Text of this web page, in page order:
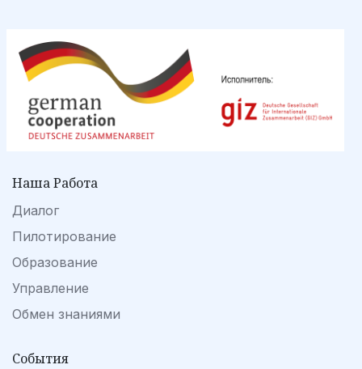
Наша Работа
Диалог
Пилотирование
Образование
Управление
Обмен знаниями
События